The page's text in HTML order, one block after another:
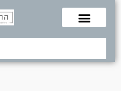
Search
Search Button